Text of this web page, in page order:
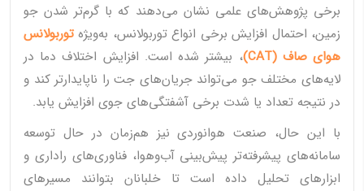
برخی پژوهش‌های علمی نشان می‌دهند که با گرم‌تر شدن جو
زمین، احتمال افزایش برخی انواع توربولانس، به‌ویژه توربولانس
هوای صاف (CAT)
، بیشتر شده است. افزایش اختلاف دما در
لایه‌های مختلف جو می‌تواند جریان‌های جت را ناپایدارتر کند و
در نتیجه تعداد یا شدت برخی آشفتگی‌های جوی افزایش یابد.
با این حال، صنعت هوانوردی نیز هم‌زمان در حال توسعه
سامانه‌های پیشرفته‌تر پیش‌بینی آب‌وهوا، فناوری‌های راداری و
ابزارهای تحلیل داده است تا خلبانان بتوانند مسیرهای